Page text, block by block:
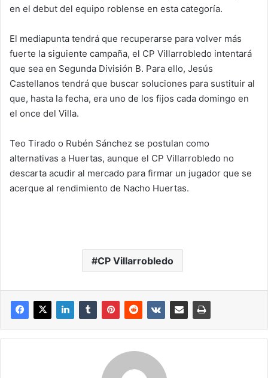
en el debut del equipo roblense en esta categoría.
El mediapunta tendrá que recuperarse para volver más
fuerte la siguiente campaña, el CP Villarrobledo intentará
que sea en Segunda División B. Para ello, Jesús
Castellanos tendrá que buscar soluciones para sustituir al
que, hasta la fecha, era uno de los fijos cada domingo en
el once del Villa.
Teo Tirado o Rubén Sánchez se postulan como
alternativas a Huertas, aunque el CP Villarrobledo no
descarta acudir al mercado para firmar un jugador que se
acerque al rendimiento de Nacho Huertas.
CP Villarrobledo